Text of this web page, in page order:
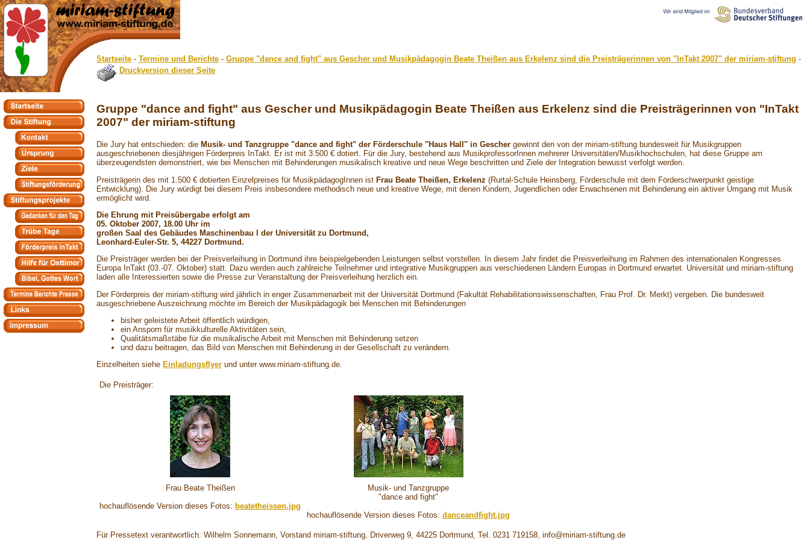
Startseite - Termine und Berichte - Gruppe "dance and fight" aus Gescher und Musikpädagogin Beate Theißen aus Erkelenz sind die Preisträgerinnen von "InTakt 2007" der miriam-stiftung -
Druckversion dieser Seite
Gruppe "dance and fight" aus Gescher und Musikpädagogin Beate Theißen aus Erkelenz sind die Preisträgerinnen von "InTakt
2007" der miriam-stiftung
Die Jury hat entschieden: die Musik- und Tanzgruppe "dance and fight" der Förderschule "Haus Hall" in Gescher gewinnt den von der miriam-stiftung bundesweit für Musikgruppen
ausgeschriebenen diesjährigen Förderpreis InTakt. Er ist mit 3.500 € dotiert. Für die Jury, bestehend aus MusikprofessorInnen mehrerer Universitäten/Musikhochschulen, hat diese Gruppe am
überzeugendsten demonstriert, wie bei Menschen mit Behinderungen musikalisch kreative und neue Wege beschritten und Ziele der Integration bewusst verfolgt werden.
Preisträgerin des mit 1.500 € dotierten Einzelpreises für MusikpädagogInnen ist Frau Beate Theißen, Erkelenz (Rurtal-Schule Heinsberg, Förderschule mit dem Förderschwerpunkt geistige
Entwicklung). Die Jury würdigt bei diesem Preis insbesondere methodisch neue und kreative Wege, mit denen Kindern, Jugendlichen oder Erwachsenen mit Behinderung ein aktiver Umgang mit Musik
ermöglicht wird.
Die Ehrung mit Preisübergabe erfolgt am
05. Oktober 2007, 18.00 Uhr im
großen Saal des Gebäudes Maschinenbau I der Universität zu Dortmund,
Leonhard-Euler-Str. 5, 44227 Dortmund.
Die Preisträger werden bei der Preisverleihung in Dortmund ihre beispielgebenden Leistungen selbst vorstellen. In diesem Jahr findet die Preisverleihung im Rahmen des internationalen Kongresses
Europa InTakt (03.-07. Oktober) statt. Dazu werden auch zahlreiche Teilnehmer und integrative Musikgruppen aus verschiedenen Ländern Europas in Dortmund erwartet. Universität und miriam-stiftung
laden alle Interessierten sowie die Presse zur Veranstaltung der Preisverleihung herzlich ein.
Der Förderpreis der miriam-stiftung wird jährlich in enger Zusammenarbeit mit der Universität Dortmund (Fakultät Rehabilitationswissenschaften, Frau Prof. Dr. Merkt) vergeben. Die bundesweit
ausgeschriebene Auszeichnung möchte im Bereich der Musikpädagogik bei Menschen mit Behinderungen
bisher geleistete Arbeit öffentlich würdigen,
ein Ansporn für musikkulturelle Aktivitäten sein,
Qualitätsmaßstäbe für die musikalische Arbeit mit Menschen mit Behinderung setzen
und dazu beitragen, das Bild von Menschen mit Behinderung in der Gesellschaft zu verändern.
Einzelheiten siehe Einladungsflyer und unter www.miriam-stiftung.de.
Die Preisträger:
Frau Beate Theißen
hochauflösende Version dieses Fotos: beatetheissen.jpg
Musik- und Tanzgruppe
"dance and fight"
hochauflösende Version dieses Fotos: danceandfight.jpg
Für Pressetext verantwortlich: Wilhelm Sonnemann, Vorstand miriam-stiftung, Driverweg 9, 44225 Dortmund, Tel. 0231 719158, info@miriam-stiftung.de